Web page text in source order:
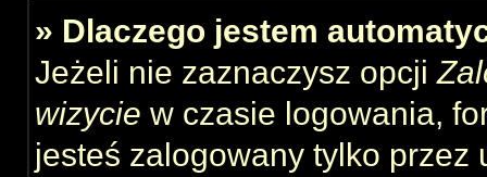
» Dlaczego jestem
Jeżeli nie zaznaczysz opcji
wizycie w czasie logowania,
jesteś zalogowany tylko